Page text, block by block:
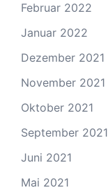
Februar 2022
Januar 2022
Dezember 2021
November 2021
Oktober 2021
September 2021
Juni 2021
Mai 2021